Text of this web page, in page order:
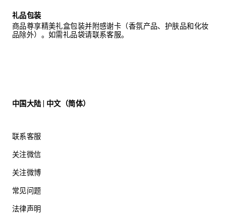
礼品包装
商品尊享精美礼盒包装并附感谢卡（香氛产品、护肤品和化妆
品除外）。如需礼品袋请联系客服。
中国大陆 | 中文（简体）
联系客服
关注微信
关注微博
常见问题
法律声明